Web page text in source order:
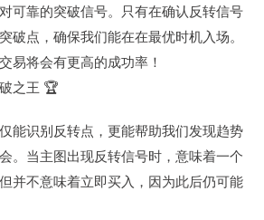
可靠的突破信号。只有在确认反转信号
破点，确保我们能在在最优时机入场。
易将会有更高的成功率！
之王 🏆
能识别反转点，更能帮助我们发现趋势
。当主图出现反转信号时，意味着一个
并不意味着立即买入，因为此后仍可能